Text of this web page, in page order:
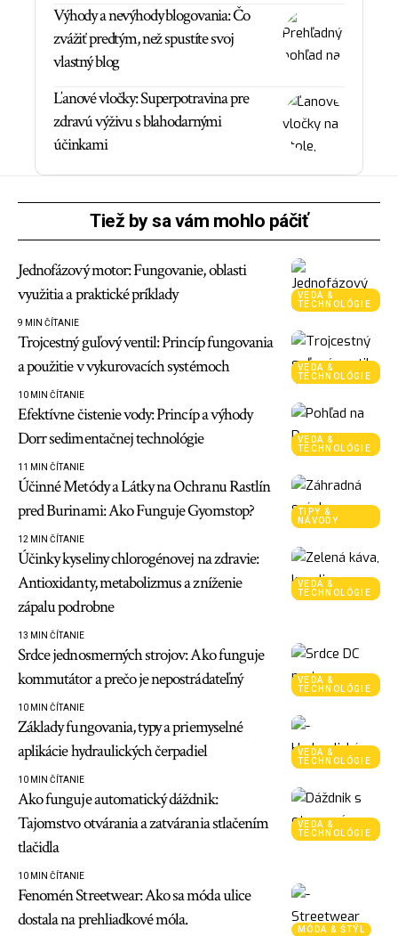
Výhody a nevýhody blogovania: Čo
zvážiť predtým, než spustíte svoj
vlastný blog
Ľanové vločky: Superpotravina pre
zdravú výživu s blahodarnými
účinkami
Tiež by sa vám mohlo páčiť
VEDA &
TECHNOLÓGIE
Jednofázový motor: Fungovanie, oblasti
využitia a praktické príklady
9 MIN ČÍTANIE
VEDA &
TECHNOLÓGIE
Trojcestný guľový ventil: Princíp fungovania
a použitie v vykurovacích systémoch
10 MIN ČÍTANIE
VEDA &
TECHNOLÓGIE
Efektívne čistenie vody: Princíp a výhody
Dorr sedimentačnej technológie
11 MIN ČÍTANIE
TIPY &
NÁVODY
Účinné Metódy a Látky na Ochranu Rastlín
pred Burinami: Ako Funguje Gyomstop?
12 MIN ČÍTANIE
VEDA &
TECHNOLÓGIE
Účinky kyseliny chlorogénovej na zdravie:
Antioxidanty, metabolizmus a zníženie
zápalu podrobne
13 MIN ČÍTANIE
VEDA &
TECHNOLÓGIE
Srdce jednosmerných strojov: Ako funguje
kommutátor a prečo je nepostrádateľný
10 MIN ČÍTANIE
VEDA &
TECHNOLÓGIE
Základy fungovania, typy a priemyselné
aplikácie hydraulických čerpadiel
10 MIN ČÍTANIE
VEDA &
TECHNOLÓGIE
Ako funguje automatický dáždnik:
Tajomstvo otvárania a zatvárania stlačením
tlačidla
10 MIN ČÍTANIE
MÓDA & ŠTÝL
Fenomén Streetwear: Ako sa móda ulice
dostala na prehliadkové móla.